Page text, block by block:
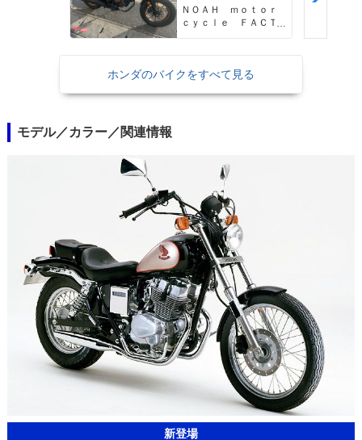
ＮＯＡＨ ｍｏｔｏｒ
ｃｙｃｌｅ ＦＡＣＴ
ホンダのバイクをすべて見る
モデル／カラー／関連情報
新登場